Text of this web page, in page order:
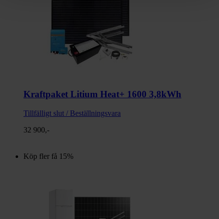
Kraftpaket Litium Heat+ 1600 3,8kWh
Tillfälligt slut / Beställningsvara
32 900,-
Köp fler få 15%